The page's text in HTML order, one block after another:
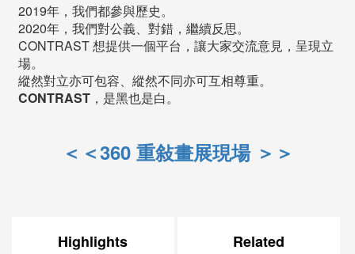
2019年，我們都參與歷史。
2020年，我們對公義、對錯，繼續反思。
CONTRAST 想提供一個平台，讓大家交流意見，呈現立
場。
縱然對立亦可包容、縱然不同亦可互相尊重。
CONTRAST ，是黑也是白。
＜＜360 重敍畫展現場 ＞＞
Highlights Related